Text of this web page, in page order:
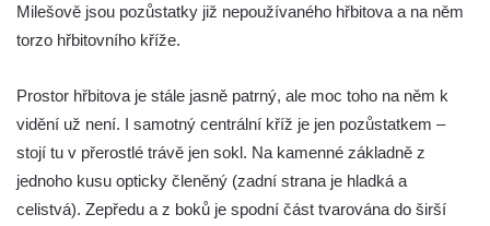
Kříž na křižovatce ulic 5. května a Dělnická
Kříž v Dělnické ulici v Kamenném Újezdě
Boží muka na křižovatce ulic Latrán a K
Malší ve Velešíně
Centrální kříž hřbitova ve Velešíně
Kříž u kostela svatého Václava ve Velešíně
Milešově jsou pozůstatky již nepoužívaného hřbitova a na něm
torzo hřbitovního kříže.
Prostor hřbitova je stále jasně patrný, ale moc toho na něm k
vidění už není. I samotný centrální kříž je jen pozůstatkem –
stojí tu v přerostlé trávě jen sokl. Na kamenné základně z
jednoho kusu opticky členěný (zadní strana je hladká a
celistvá). Zepředu a z boků je spodní část tvarována do širší